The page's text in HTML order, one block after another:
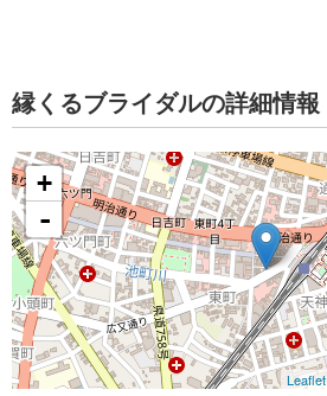
縁くるブライダルの詳細情報
+
-
Leaflet